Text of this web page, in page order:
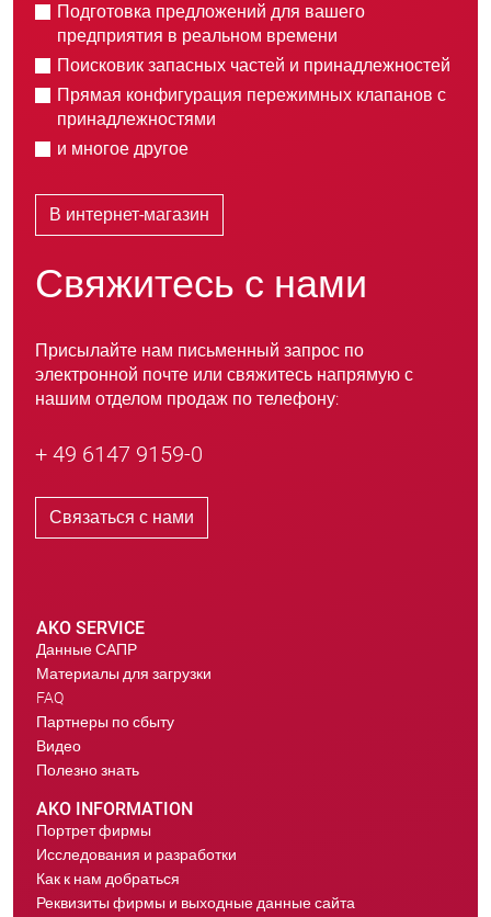
Подготовка предложений для вашего
предприятия в реальном времени
Поисковик запасных частей и принадлежностей
Прямая конфигурация пережимных клапанов с
принадлежностями
и многое другое
В интернет-магазин
Свяжитесь с нами
Присылайте нам письменный запрос по
электронной почте или свяжитесь напрямую с
нашим отделом продаж по телефону:
+ 49 6147 9159-0
Связаться с нами
AKO SERVICE
Данные САПР
Материалы для загрузки
FAQ
Партнеры по сбыту
Видео
Полезно знать
AKO INFORMATION
Портрет фирмы
Исследования и разработки
Как к нам добраться
Реквизиты фирмы и выходные данные сайта